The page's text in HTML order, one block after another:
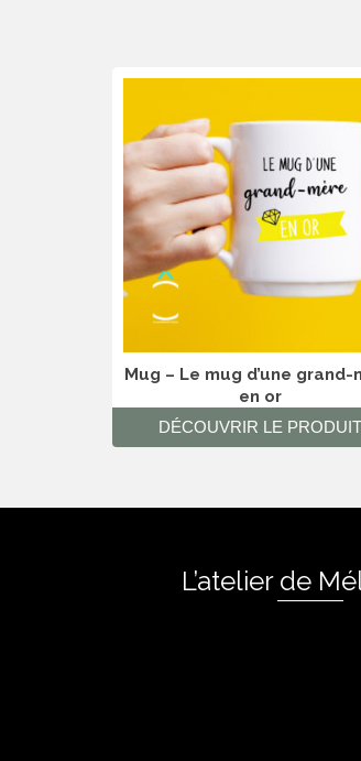
Mug – Le mug d’une grand-
en or
DÉCOUVRIR LE PRODUIT
L’atelier de